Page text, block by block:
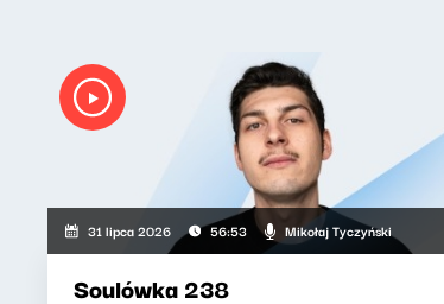
31 lipca 2026 56:53 Mikołaj Tyczyński
Soulówka 238